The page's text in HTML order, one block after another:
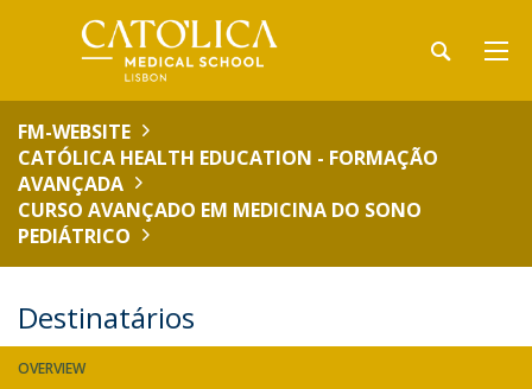
FM-WEBSITE
CATÓLICA HEALTH EDUCATION - FORMAÇÃO
AVANÇADA
CURSO AVANÇADO EM MEDICINA DO SONO
PEDIÁTRICO
Destinatários
OVERVIEW